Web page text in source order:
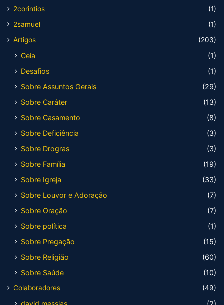
2corintios
(1)
2samuel
(1)
Artigos
(203)
Ceia
(1)
Desafios
(1)
Sobre Assuntos Gerais
(29)
Sobre Caráter
(13)
Sobre Casamento
(8)
Sobre Deficiência
(3)
Sobre Drogras
(3)
Sobre Família
(19)
Sobre Igreja
(33)
Sobre Louvor e Adoração
(7)
Sobre Oração
(7)
Sobre política
(1)
Sobre Pregação
(15)
Sobre Religião
(60)
Sobre Saúde
(10)
Colaboradores (49)